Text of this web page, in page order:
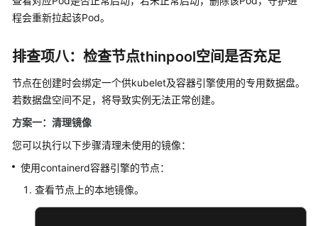
常：
一
处
创
建
工
作
载
异
hugepages-2Mi
0 (0%) 0 (0%)
localssd
Events:
<none>
程会重新拉起该Pod。
排查项八：检查节点thinpool空间是否充足
节点在创建时会绑定一个供kubelet及容器引擎使用的专用数据盘。
若数据盘空间不足，将导致实例无法正常创建。
方案一：清理镜像
您可以执行以下步骤清理未使用的镜像：
使用containerd容器引擎的节点：
查看节点上的本地镜像。